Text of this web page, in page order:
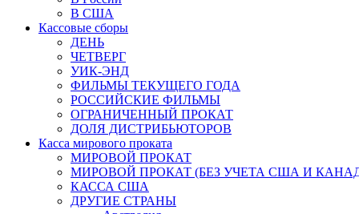
В США
Кассовые сборы
ДЕНЬ
ЧЕТВЕРГ
УИК-ЭНД
ФИЛЬМЫ ТЕКУЩЕГО ГОДА
РОССИЙСКИЕ ФИЛЬМЫ
ОГРАНИЧЕННЫЙ ПРОКАТ
ДОЛЯ ДИСТРИБЬЮТОРОВ
Касса мирового проката
МИРОВОЙ ПРОКАТ
МИРОВОЙ ПРОКАТ (БЕЗ УЧЕТА США И
КАССА США
ДРУГИЕ СТРАНЫ